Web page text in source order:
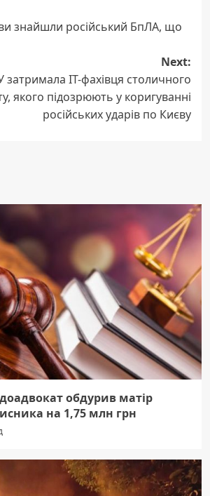
знайшли російський БпЛА, що
Next:
затримала IT-фахівця столичного
якого підозрюють у коригуванні
російських ударів по Києву
обдурив матір
на 1,75 млн грн